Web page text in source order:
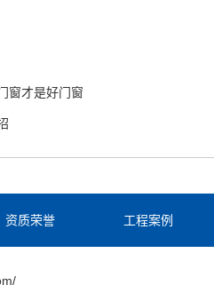
窗才是好门窗
资质荣誉 工程案例